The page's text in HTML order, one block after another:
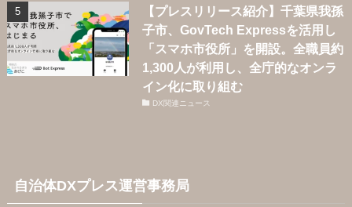
【プレスリリース紹介】千葉県我孫
子市、GovTech Expressを活用し
「スマホ市役所」を開設。全職員約
1,300人が利用し、全庁的なオンラ
イン化に取り組む
DX関連ニュース
自治体DXプレス運営事務局